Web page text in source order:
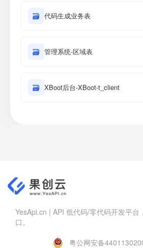
🗃 代码生成业务表
🗃 管理系统-区域表
🗃 XBoot后台-XBoot-t_client
YesApi.cn | API 低代码/零代码开发平台
口。
粤公网安备